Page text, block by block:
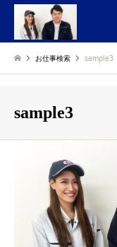
お仕事検索 sample3
sample3